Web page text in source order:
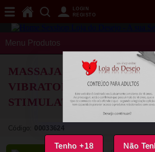
Tenho +18 Não
LOGIN
REGISTO
Menu Produtos
MASSAJADOR LELO -
VIBRATOR WANDA
STIMULATION ROSA
Código: 00033624